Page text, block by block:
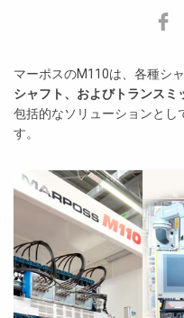
マーポスのM110は、各種シ
シャフト、およびトランスミ
包括的なソリューションとし
す。
こち